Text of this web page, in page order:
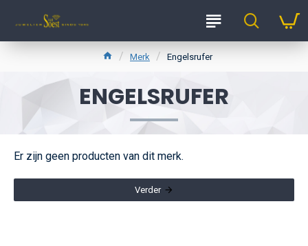
Merk Engelsrufer
ENGELSRUFER
Er zijn geen producten van dit merk.
Verder